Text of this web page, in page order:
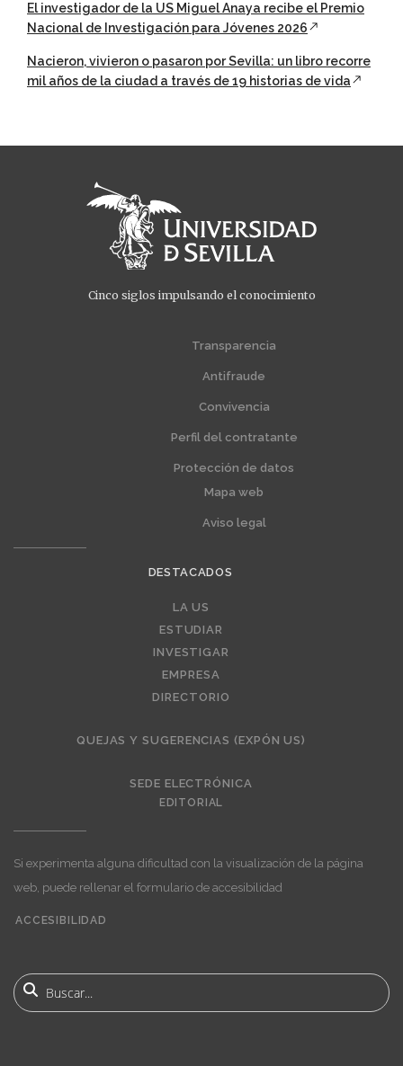
El investigador de la US Miguel Anaya recibe el Premio
Nacional de Investigación para Jóvenes 2026
Nacieron, vivieron o pasaron por Sevilla: un libro recorre
mil años de la ciudad a través de 19 historias de vida
Cinco siglos impulsando el conocimiento
Transparencia
Antifraude
Convivencia
Perfil del contratante
Protección de datos
Mapa web
Aviso legal
DESTACADOS
LA US
ESTUDIAR
INVESTIGAR
EMPRESA
DIRECTORIO
QUEJAS Y SUGERENCIAS (EXPÓN US)
SEDE ELECTRÓNICA
EDITORIAL
Si experimenta alguna dificultad con la visualización de la página
web, puede rellenar el formulario de accesibilidad
account
menu
ACCESIBILIDAD
Buscar